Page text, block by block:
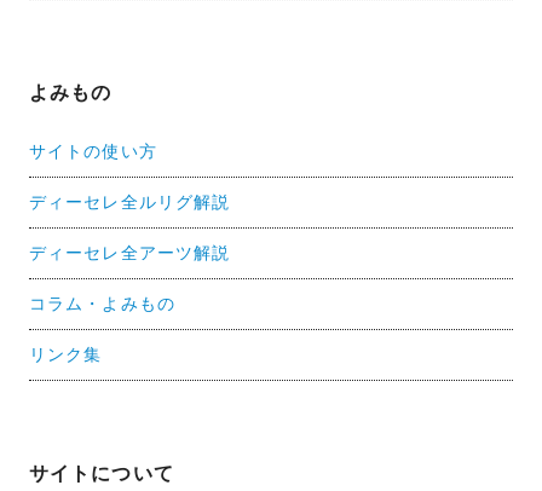
よみもの
サイトの使い方
ディーセレ全ルリグ解説
ディーセレ全アーツ解説
コラム・よみもの
リンク集
サイトについて